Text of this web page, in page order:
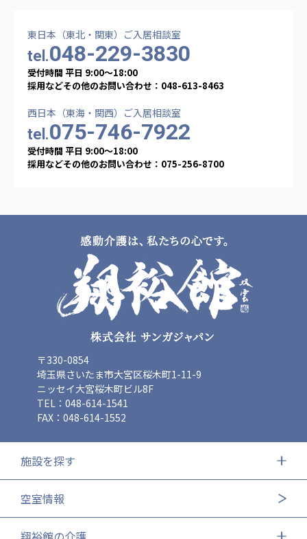
東日本（東北・関東）ご入居相談室
tel.048-229-3830
受付時間 平日 9:00〜18:00
採用などその他のお問い合わせ：048-613-8463
西日本（東海・関西）ご入居相談室
tel.075-746-7922
受付時間 平日 9:00〜18:00
採用などその他のお問い合わせ：075-256-8700
〒330-0854
埼玉県さいたま市大宮区桜木町1-11-9
ニッセイ大宮桜木町ビル8F
TEL：048-614-1541
FAX：048-614-1552
施設を探す
空室情報